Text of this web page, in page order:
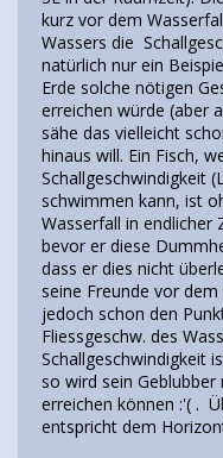
kurz vor dem
Wassers die
natürlich nur ein
Erde solche nötigen
erreichen würde (aber
sähe das vielleicht
hinaus will. Ein Fisch,
Schallgeschwindigkeit
schwimmen kann, ist
Wasserfall in endlicher
bevor er diese
dass er dies nicht
seine Freunde vor
jedoch schon den
Fliessgeschw. des
Schallgeschwindigkeit
so wird sein
erreichen können :'( .
entspricht dem